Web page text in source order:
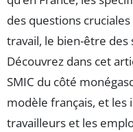
des questions
travail, le bien-être des
Découvrez dans cet
SMIC du côté
modèle français, et les
travailleurs et les